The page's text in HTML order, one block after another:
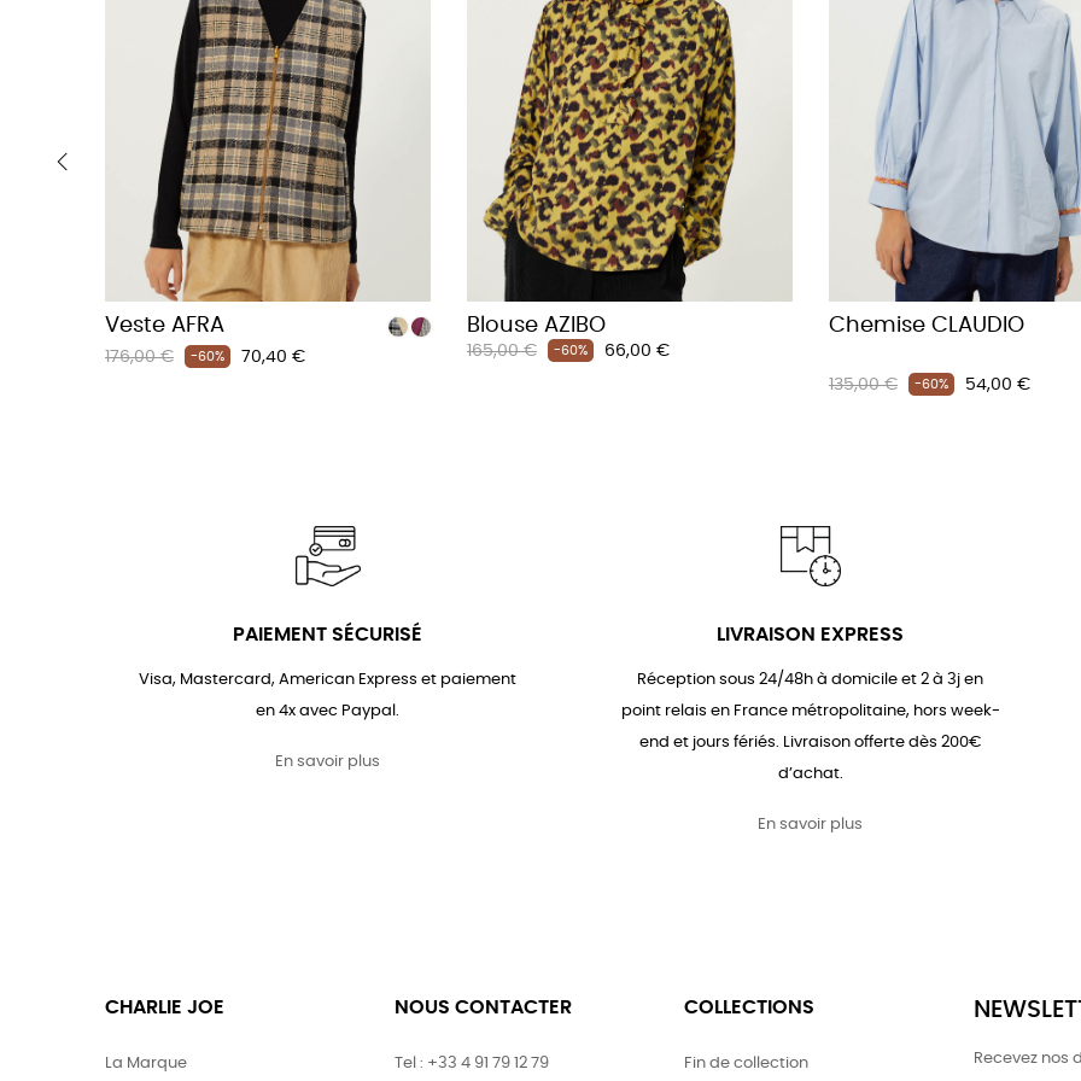
Veste AFRA
Prix
176,00 € -60% Prix
70,40 €
Blouse AZIBO
Prix
165,00 € -60% Prix
66,00 €
Chemise CLAUDIO
Prix
135,00 € -60% Prix
54,00 €
PAIEMENT SÉCURISÉ
Visa, Mastercard, American Express et paiement
en 4x avec Paypal.
En savoir plus
LIVRAISON EXPRESS
Réception sous 24/48h à domicile et 2 à 3j en
point relais en France métropolitaine, hors week-
end et jours fériés. Livraison offerte dès 200€
d’achat.
En savoir plus
CHARLIE JOE
La Marque
NOUS CONTACTER
Tel : +33 4 91 79 12 79
COLLECTIONS
Fin de collection Recevez nos